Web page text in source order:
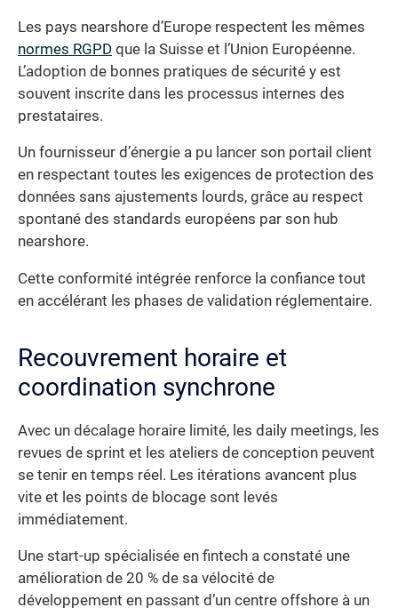
Les pays nearshore d’Europe respectent les mêmes
normes RGPD que la Suisse et l’Union Européenne.
L’adoption de bonnes pratiques de sécurité y est
souvent inscrite dans les processus internes des
prestataires.
Un fournisseur d’énergie a pu lancer son portail client
en respectant toutes les exigences de protection des
données sans ajustements lourds, grâce au respect
spontané des standards européens par son hub
nearshore.
Cette conformité intégrée renforce la confiance tout
en accélérant les phases de validation réglementaire.
Recouvrement horaire et
coordination synchrone
Avec un décalage horaire limité, les daily meetings, les
revues de sprint et les ateliers de conception peuvent
se tenir en temps réel. Les itérations avancent plus
vite et les points de blocage sont levés
immédiatement.
Une start-up spécialisée en fintech a constaté une
amélioration de 20 % de sa vélocité de
développement en passant d’un centre offshore à un